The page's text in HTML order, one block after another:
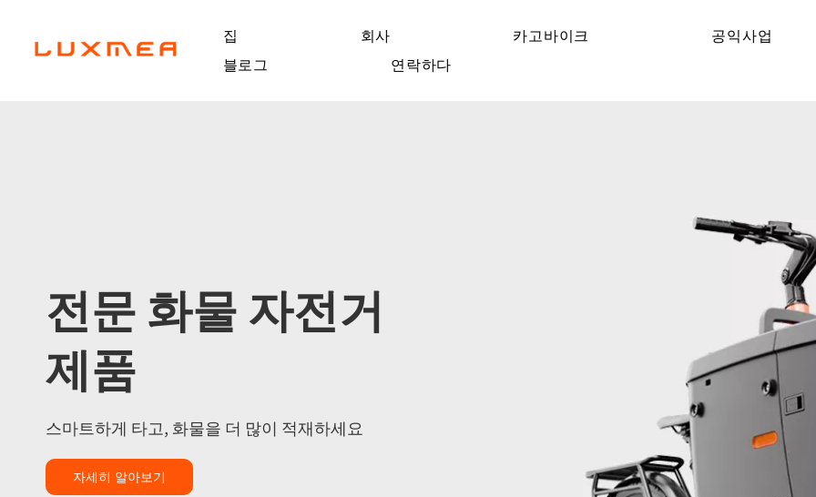
집 회사 카고바이크 공익사업
블로그
연락하다
전문 화물 자전거
제품
스마트하게 타고, 화물을 더 많이 적재하세요
자세히 알아보기